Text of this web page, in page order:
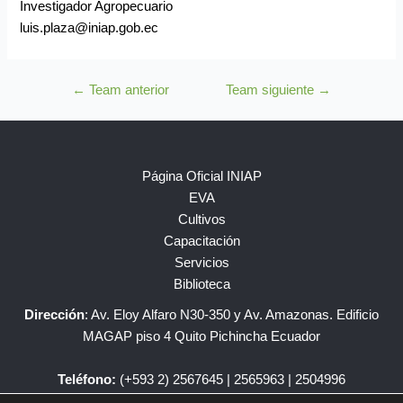
Investigador Agropecuario
luis.plaza@iniap.gob.ec
← Team anterior Team siguiente →
Página Oficial INIAP
EVA
Cultivos
Capacitación
Servicios
Biblioteca
Dirección: Av. Eloy Alfaro N30-350 y Av. Amazonas. Edificio
MAGAP piso 4 Quito Pichincha Ecuador
Teléfono: (+593 2) 2567645 | 2565963 | 2504996